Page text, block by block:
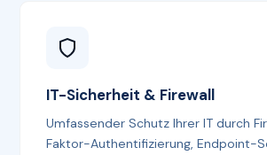
IT-Sicherheit & Firewall
Umfassender Schutz Ihrer IT durch
Faktor-Authentifizierung, Endpoint-